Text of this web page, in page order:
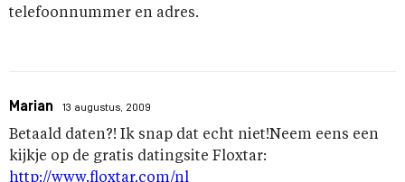
telefoonnummer en adres.
Marian 13 augustus, 2009
Betaald daten?! Ik snap dat echt niet!Neem eens een
kijkje op de gratis datingsite Floxtar:
http://www.floxtar.com/nl